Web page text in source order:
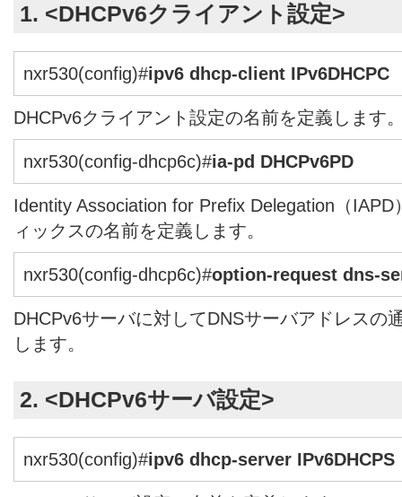
1. <DHCPv6クライアント設定>
nxr530(config)#ipv6 dhcp-client IPv6DHCPC
DHCPv6クライアント設定の名前を定義します
nxr530(config-dhcp6c)#ia-pd DHCPv6PD
Identity Association for Prefix Delegation（
ィックスの名前を定義します。
nxr530(config-dhcp6c)#option-request dns-
DHCPv6サーバに対してDNSサーバアドレスの
します。
2. <DHCPv6サーバ設定>
nxr530(config)#ipv6 dhcp-server IPv6DHCPS